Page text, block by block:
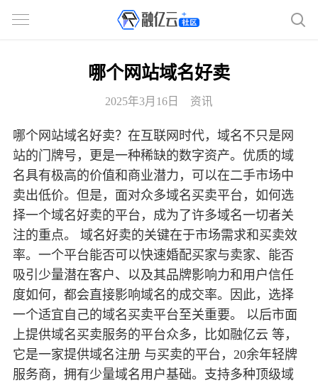
哪个网站域名好卖
2025年3月16日 资讯
哪个网站域名好卖？在互联网时代，域名不只是网
站的门牌号，更是一种稀缺的数字资产。优质的域
名具有极高的价值和商业潜力，可以在二手市场中
卖出低价。但是，面对众多域名买卖平台，如何选
择一个域名好卖的平台，成为了许多域名一切者关
注的重点。 域名好卖的关键在于市场需求和买卖效
率。一个平台能否可以快速婚配买家与卖家、能否
吸引少量潜在客户、以及其品牌影响力和用户信任
度如何，都会直接影响域名的成交率。因此，选择
一个适宜自己的域名买卖平台至关重要。 以后市面
上提供域名买卖服务的平台众多，比如融亿云 等，
它是一家提供域名注册 与买卖的平台，20余年轻牌
服务商，拥有少量域名用户基础。支持多种顶级域